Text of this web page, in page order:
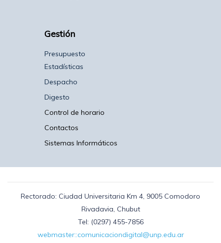
Gestión
Presupuesto
Estadísticas
Despacho
Digesto
Control de horario
Contactos
Sistemas Informáticos
Rectorado: Ciudad Universitaria Km 4, 9005 Comodoro
Rivadavia, Chubut
Tel: (0297) 455-7856
webmaster::comunicaciondigital@unp.edu.ar